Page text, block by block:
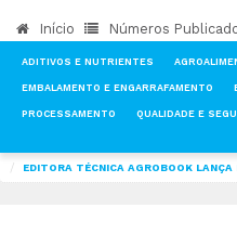
Início Números
ADITIVOS E NUTRIENTES
EMBALAMENTO E ENGARRAFAMENTO
PROCESSAMENTO QUALIDADE E
EDITORA TÉCNICA AGROBOOK